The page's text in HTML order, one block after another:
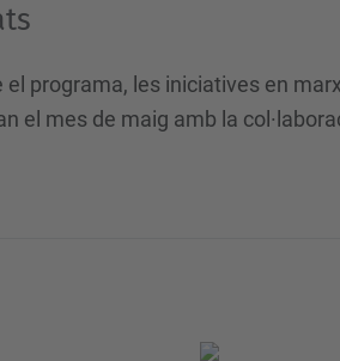
programa, les iniciatives en
el mes de maig amb la